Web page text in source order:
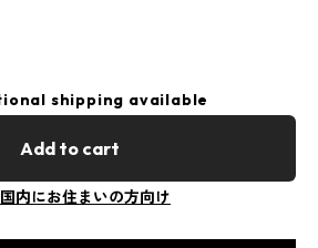
shipping available
Add to cart
内にお住まいの方向け